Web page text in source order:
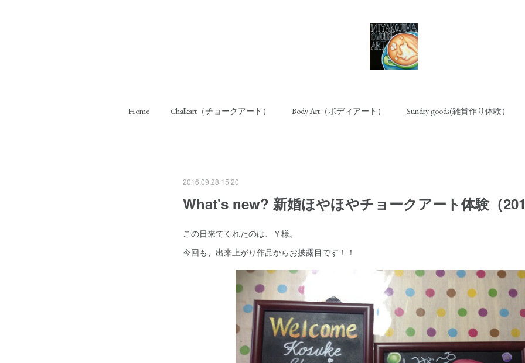
Home Chalkart（チョークアート） Body Art（ボディアート） Sundry goods(雑貨作り体験）
2016.09.28 15:20
What's new? 新婚ほやほやチョークアート体験（
この日来てくれたのは、Ｙ様。
今回も、出来上がり作品からお披露目です！！